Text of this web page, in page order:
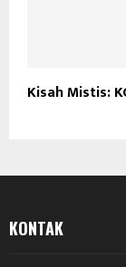
Kisah Mistis:
KONTAK